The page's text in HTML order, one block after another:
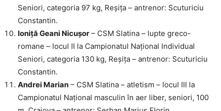
Seniori, categoria 97 kg, Reșița – antrenor: Scuturiciu
Constantin.
Ioniță Geani Nicușor – CSM Slatina – lupte greco-
romane – locul II la Campionatul Național Individual
Seniori, categoria 130 kg, Reșița – antrenor: Scuturiciu
Constantin.
Andrei Marian – CSM Slatina – atletism – locul III la
Campionatul Național masculin în aer liber, seniori, 100